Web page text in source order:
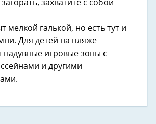
захватите с собой
мелкой галькой, но есть тут и
Для детей на пляже
надувные игровые зоны с
и другими